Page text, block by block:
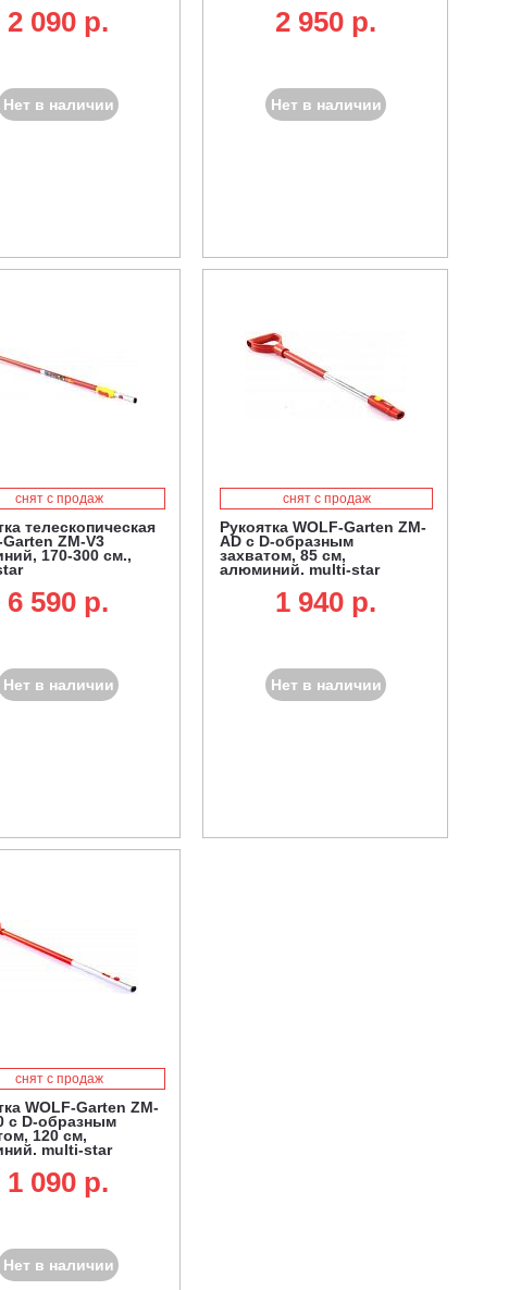
от снега
2 090 p.
Нет в наличии
2 950 p.
Нет в наличии
снят с продаж
телескопическая
ZM-V3
170-300 см.,
6 590 p.
Нет в наличии
снят с продаж
Рукоятка WOLF-Garten ZM-
AD с D-образным
захватом, 85 см,
алюминий, multi-star
1 940 p.
Нет в наличии
снят с продаж
WOLF-Garten ZM-
с D-образным
120 см,
multi-star
1 090 p.
Нет в наличии